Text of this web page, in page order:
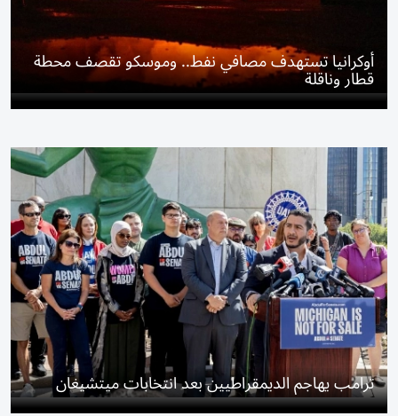
أوكرانيا تستهدف مصافي نفط.. وموسكو تقصف محطة
قطار وناقلة
ترامب يهاجم الديمقراطيين بعد انتخابات ميتشيغان